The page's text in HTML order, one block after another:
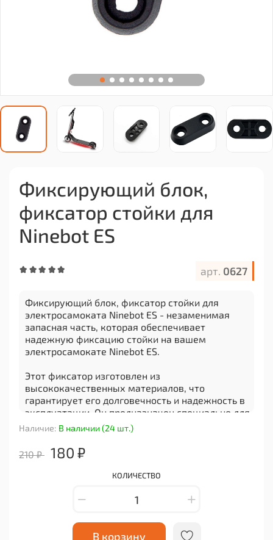
арт. 0627
Наличие: В наличии (24 шт.)
Фиксирующий блок,
фиксатор стойки для
Ninebot ES
210 ₽ 180 ₽
КОЛИЧЕСТВО
В корзину
Фиксирующий блок, фиксатор стойки для
электросамоката Ninebot ES - незаменимая
запасная часть, которая обеспечивает
надежную фиксацию стойки на вашем
электросамокате Ninebot ES.
Этот фиксатор изготовлен из
высококачественных материалов, что
гарантирует его долговечность и надежность в
эксплуатации. Он предназначен специально для
модели Ninebot ES, поэтому идеально подходит
для замены поврежденного или изношенного
фиксатора.
С помощью этого фиксирующего блока вы
своем электросамокате Ninebot ES без
инструментов или специальных навыков.
Просто закрепите его на месте и